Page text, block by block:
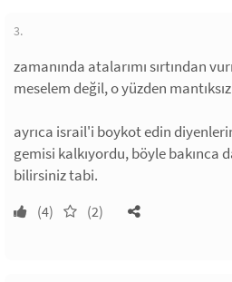
3.
zamanında atalarımı sırtından
meselem değil, o yüzden
ayrıca israil'i boykot edin
gemisi kalkıyordu, böyle bakınca
bilirsiniz tabi.
(4) (2)